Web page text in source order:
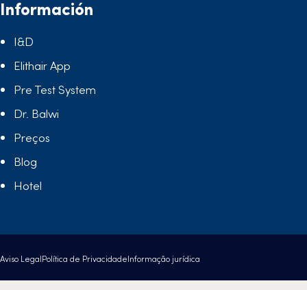
Información
I&D
Elithair App
Pre Test System
Dr. Balwi
Preços
Blog
Hotel
Aviso LegalPolítica de PrivacidadeInformação jurídica